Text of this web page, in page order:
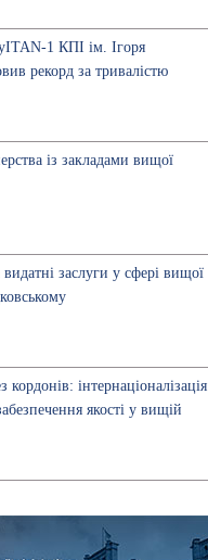
1 КПІ ім. Ігоря
рекорд за тривалістю
із закладами вищої
заслуги у сфері вищої
кордонів: інтернаціоналізація
якості у вищій